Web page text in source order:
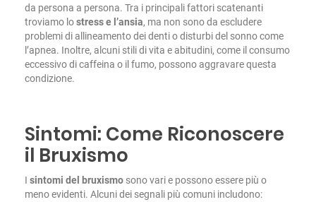
da persona a persona. Tra i principali fattori scatenanti
troviamo lostress e l’ansia, ma non sono da escludere
problemi di allineamento dei denti o disturbi del sonno come
l’apnea. Inoltre, alcuni stili di vita e abitudini, come il consumo
eccessivo di caffeina o il fumo, possono aggravare questa
condizione.
Sintomi: Come Riconoscere
il Bruxismo
I sintomi del bruxismo sono vari e possono essere più o
meno evidenti. Alcuni dei segnali più comuni includono: